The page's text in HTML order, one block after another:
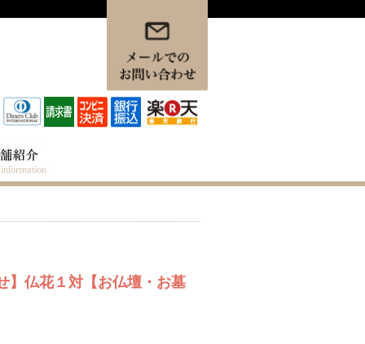
】仏花１対【お仏壇・お墓